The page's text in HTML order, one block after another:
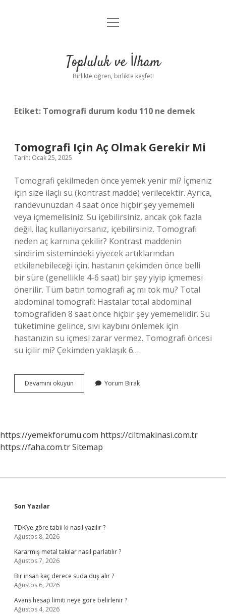
Anasayfa
Yasal Uyarı
menüyü
Topluluk ve İlham
Birlikte öğren, birlikte keşfet!
Etiket: Tomografi durum kodu 110 ne demek
Tomografi Için Aç Olmak Gerekir Mi
Tarih: Ocak 25, 2025
Tomografi çekilmeden önce yemek yenir mi? İçmeniz
için size ilaçlı su (kontrast madde) verilecektir. Ayrıca,
randevunuzdan 4 saat önce hiçbir şey yememeli
veya içmemelisiniz. Su içebilirsiniz, ancak çok fazla
değil. İlaç kullanıyorsanız, içebilirsiniz. Tomografi
neden aç karnına çekilir? Kontrast maddenin
sindirim sistemindeki yiyecek artıklarından
etkilenebileceği için, hastanın çekimden önce belli
bir süre (genellikle 4-6 saat) bir şey yiyip içmemesi
önerilir. Tüm batın tomografi aç mı tok mu? Total
abdominal tomografi: Hastalar total abdominal
tomografiden 8 saat önce hiçbir şey yememelidir. Su
tüketimine gelince, sıvı kaybını önlemek için
hastanızın su içmesi zarar vermez. Tomografi öncesi
su içilir mi? Çekimden yaklaşık 6…
Devamını okuyun Tomografi
Için
Yorum Bırak
https://yemekforumu.com https://ciltmakinasi.com.tr
https://faha.com.trSitemap
Sidebar
Son Yazılar
TDK’ye göre tabii ki nasıl yazılır ?
Ağustos 8, 2026
Kararmış metal takılar nasıl parlatılır ?
Ağustos 7, 2026
Bir insan kaç derece suda duş alır ?
Ağustos 6, 2026
Avans hesap limiti neye göre belirlenir ?
Ağustos 4, 2026